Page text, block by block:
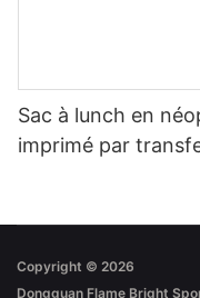
Sac à lunch en
imprimé par
Copyright © 2026